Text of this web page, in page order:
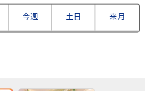
今週 土日 来月